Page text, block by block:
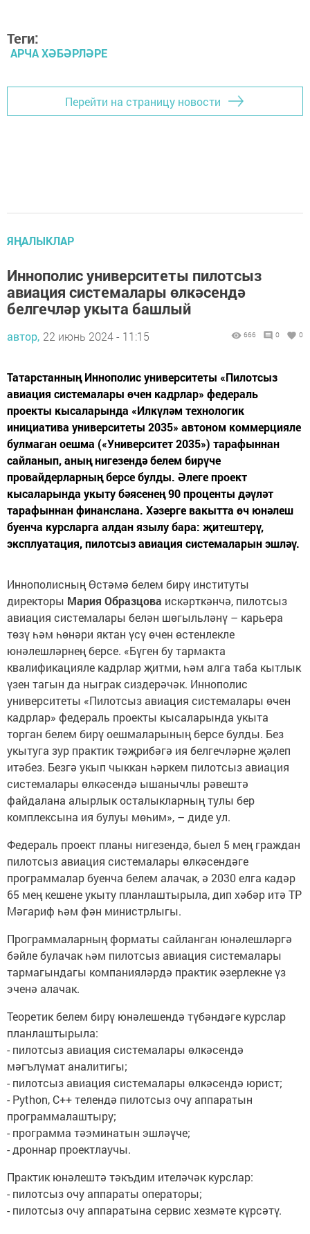
Теги:
АРЧА ХӘБӘРЛӘРЕ
Перейти на страницу новости
ЯҢАЛЫКЛАР
Иннополис университеты пилотсыз
авиация системалары өлкәсендә
белгечләр укыта башлый
автор, 22 июнь 2024 - 11:15 666 0 0
Татарстанның Иннополис университеты «Пилотсыз
авиация системалары өчен кадрлар» федераль
проекты кысаларында «Илкүләм технологик
инициатива университеты 2035» автоном коммерцияле
булмаган оешма («Университет 2035») тарафыннан
сайланып, аның нигезендә белем бирүче
провайдерларның берсе булды. Әлеге проект
кысаларында укыту бәясенең 90 проценты дәүләт
тарафыннан финанслана. Хәзерге вакытта өч юнәлеш
буенча курсларга алдан язылу бара: җитештерү,
эксплуатация, пилотсыз авиация системаларын эшләү.
Иннополисның Өстәмә белем бирү институты
директоры Мария Образцова искәрткәнчә, пилотсыз
авиация системалары белән шөгыльләнү – карьера
төзү һәм һөнәри яктан үсү өчен өстенлекле
юнәлешләрнең берсе. «Бүген бу тармакта
квалификацияле кадрлар җитми, һәм алга таба кытлык
үзен тагын да ныграк сиздерәчәк. Иннополис
университеты «Пилотсыз авиация системалары өчен
кадрлар» федераль проекты кысаларында укыта
торган белем бирү оешмаларының берсе булды. Без
укытуга зур практик тәҗрибәгә ия белгечләрне җәлеп
итәбез. Безгә укып чыккан һәркем пилотсыз авиация
системалары өлкәсендә ышанычлы рәвештә
файдалана алырлык осталыкларның тулы бер
комплексына ия булуы мөһим», – диде ул.
Федераль проект планы нигезендә, быел 5 мең граждан
пилотсыз авиация системалары өлкәсендәге
программалар буенча белем алачак, ә 2030 елга кадәр
65 мең кешене укыту планлаштырыла, дип хәбәр итә ТР
Мәгариф һәм фән министрлыгы.
Программаларның форматы сайланган юнәлешләргә
бәйле булачак һәм пилотсыз авиация системалары
тармагындагы компанияләрдә практик әзерлекне үз
эченә алачак.
Теоретик белем бирү юнәлешендә түбәндәге курслар
планлаштырыла:
- пилотсыз авиация системалары өлкәсендә
мәгълүмат аналитигы;
- пилотсыз авиация системалары өлкәсендә юрист;
- Python, C++ телендә пилотсыз очу аппаратын
программалаштыру;
- программа тәэминатын эшләүче;
- дроннар проектлаучы.
Практик юнәлештә тәкъдим ителәчәк курслар:
- пилотсыз очу аппараты операторы;
- пилотсыз очу аппаратына сервис хезмәте күрсәтү.